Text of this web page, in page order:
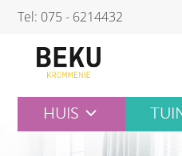
Skip
content
Tel: 075 - 6214432
HUIS